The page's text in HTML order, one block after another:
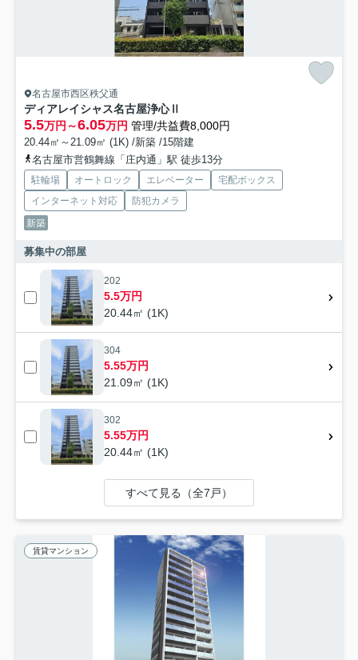
名古屋市西区秩父通
ディアレイシャス名古屋浄心Ⅱ
5.5万円～6.05万円 管理/共益費8,000円
20.44㎡～21.09㎡ (1K) /新築 /15階建
名古屋市営鶴舞線「庄内通」駅 徒歩13分
駐輪場 オートロック エレベーター
宅配ボックス
インターネット対応
防犯カメラ
新築
募集中の部屋
202
5.5万円
20.44㎡ (1K)
304
5.55万円
21.09㎡ (1K)
302
5.55万円
20.44㎡ (1K)
すべて見る（全7戸）
賃貸マンション